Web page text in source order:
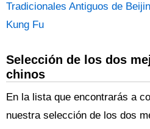
Tradicionales Antiguos de
Kung Fu
Selección de los dos
chinos
En la lista que encontrarás a
nuestra selección de los dos